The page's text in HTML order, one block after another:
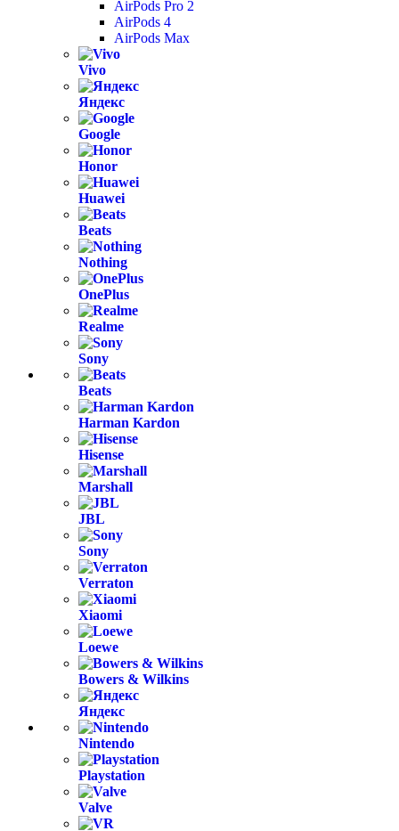
AirPods Pro 2
AirPods 4
AirPods Max
Vivo
Яндекс
Google
Honor
Huawei
Beats
Nothing
OnePlus
Realme
Sony
Beats
Harman Kardon
Hisense
Marshall
JBL
Sony
Verraton
Xiaomi
Loewe
Bowers & Wilkins
Яндекс
Nintendo
Playstation
Valve